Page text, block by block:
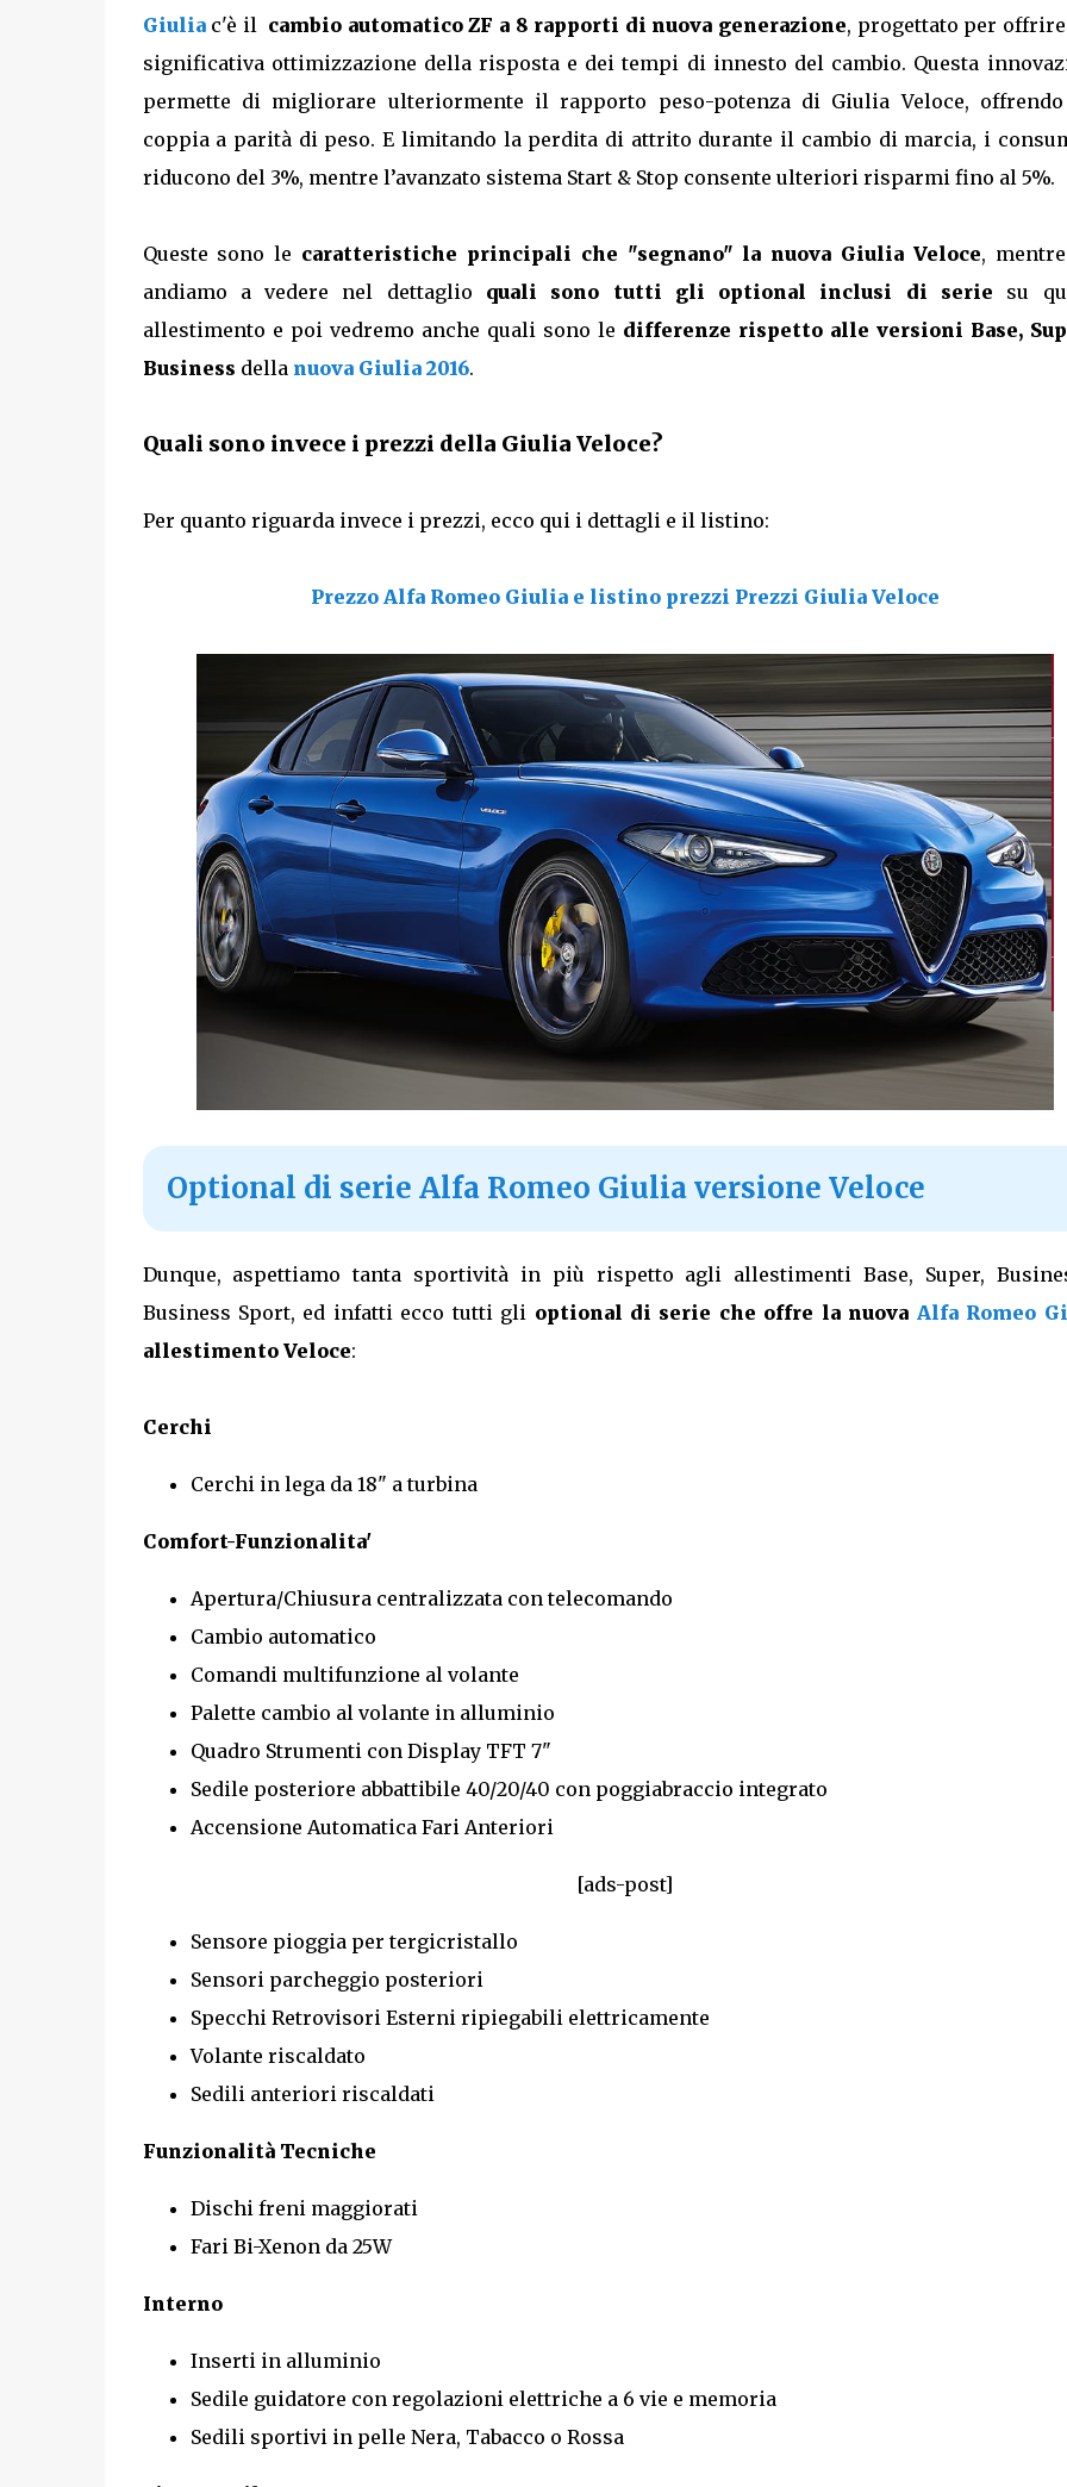
Giuliac'è il cambio automatico ZF a 8 rapporti di nuova generazione, progettato per
significativa ottimizzazione della risposta e dei tempi di innesto del cambio. Questa
permette di migliorare ulteriormente il rapporto peso-potenza di Giulia Veloce,
coppia a parità di peso. E limitando la perdita di attrito durante il cambio di marcia, i
riducono del 3%, mentre l’avanzato sistema Start & Stop consente ulteriori risparmi fino al 5%.
Queste sono le caratteristiche principali che "segnano" la nuova Giulia Veloce,
andiamo a vedere nel dettaglio quali sono tutti gli optional inclusi di serie su
allestimento e poi vedremo anche quali sono le differenze rispetto alle versioni Base,
Business della nuova Giulia 2016.
Quali sono invece i prezzi della Giulia Veloce?
Per quanto riguarda invece i prezzi, ecco qui i dettagli e il listino:
Prezzo Alfa Romeo Giulia e listino prezzi Prezzi Giulia Veloce
Optional di serie Alfa Romeo Giulia versione Veloce
Dunque, aspettiamo tanta sportività in più rispetto agli allestimenti Base, Super,
Business Sport, ed infatti ecco tutti gli optional di serie che offre la nuova Alfa Romeo
allestimento Veloce:
Cerchi
Cerchi in lega da 18" a turbina
Comfort-Funzionalita'
Apertura/Chiusura centralizzata con telecomando
Cambio automatico
Comandi multifunzione al volante
Palette cambio al volante in alluminio
Quadro Strumenti con Display TFT 7"
Sedile posteriore abbattibile 40/20/40 con poggiabraccio integrato
Accensione Automatica Fari Anteriori
[ads-post]
Sensore pioggia per tergicristallo
Sensori parcheggio posteriori
Specchi Retrovisori Esterni ripiegabili elettricamente
Volante riscaldato
Sedili anteriori riscaldati
Funzionalità Tecniche
Dischi freni maggiorati
Fari Bi-Xenon da 25W
Interno
Inserti in alluminio
Sedile guidatore con regolazioni elettriche a 6 vie e memoria
Sedili sportivi in pelle Nera, Tabacco o Rossa